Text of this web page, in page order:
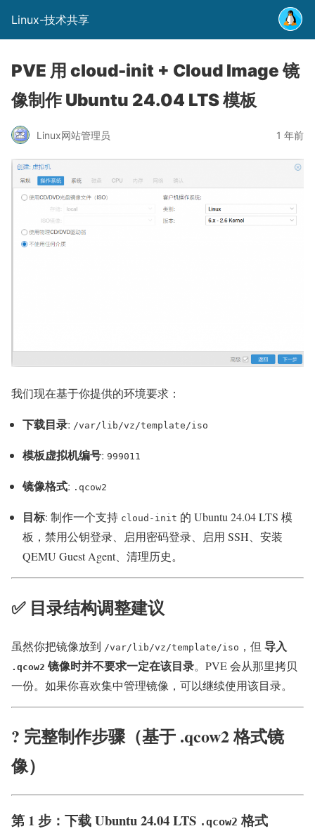
Linux-技术共享
PVE 用 cloud-init + Cloud Image 镜
像制作 Ubuntu 24.04 LTS 模板
Linux网站管理员 1 年前
我们现在基于你提供的环境要求：
下载目录: /var/lib/vz/template/iso
模板虚拟机编号: 999011
镜像格式: .qcow2
目标: 制作一个支持 cloud-init 的 Ubuntu 24.04 LTS 模
板，禁用公钥登录、启用密码登录、启用 SSH、安装
QEMU Guest Agent、清理历史。
✅ 目录结构调整建议
虽然你把镜像放到 /var/lib/vz/template/iso ，但 导入
.qcow2 镜像时并不要求一定在该目录。PVE 会从那里拷贝
一份。如果你喜欢集中管理镜像，可以继续使用该目录。
?️ 完整制作步骤（基于 .qcow2 格式镜
像）
第 1 步：下载 Ubuntu 24.04 LTS .qcow2 格式